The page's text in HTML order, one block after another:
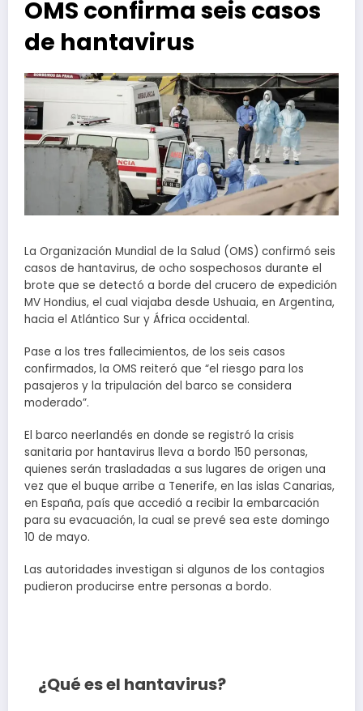
OMS confirma seis casos
de hantavirus
La Organización Mundial de la Salud (OMS) confirmó seis
casos de hantavirus, de ocho sospechosos durante el
brote que se detectó a borde del crucero de expedición
MV Hondius, el cual viajaba desde Ushuaia, en Argentina,
hacia el Atlántico Sur y África occidental.
Pase a los tres fallecimientos, de los seis casos
confirmados, la OMS reiteró que “el riesgo para los
pasajeros y la tripulación del barco se considera
moderado”.
El barco neerlandés en donde se registró la crisis
sanitaria por hantavirus lleva a bordo 150 personas,
quienes serán trasladadas a sus lugares de origen una
vez que el buque arribe a Tenerife, en las islas Canarias,
en España, país que accedió a recibir la embarcación
para su evacuación, la cual se prevé sea este domingo
10 de mayo.
Las autoridades investigan si algunos de los contagios
pudieron producirse entre personas a bordo.
¿Qué es el hantavirus?